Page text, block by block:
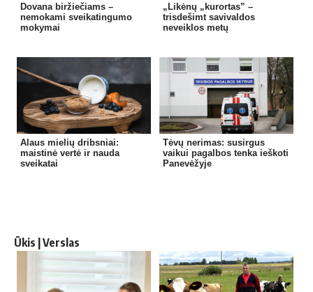
Dovana biržiečiams –
nemokami sveikatingumo
mokymai
„Likėnų „kurortas” –
trisdešimt savivaldos
neveiklos metų
Alaus mielių dribsniai:
maistinė vertė ir nauda
sveikatai
Tėvų nerimas: susirgus
vaikui pagalbos tenka ieškoti
Panevėžyje
Ūkis | Verslas